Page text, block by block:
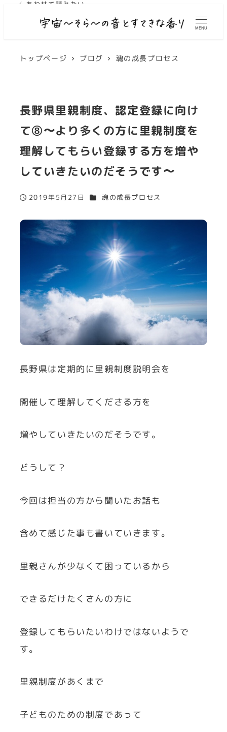
MENU
トップページ ブログ 魂の成長プロセス
長野県里親制度、認定登録に向け
て⑧〜より多くの方に里親制度を
理解してもらい登録する方を増や
していきたいのだそうです〜
投稿日
2019年5月27日 カテゴリー
魂の成長プロセス
長野県は定期的に里親制度説明会を
開催して理解してくださる方を
増やしていきたいのだそうです。
どうして？
今回は担当の方から聞いたお話も
含めて感じた事も書いていきます。
里親さんが少なくて困っているから
できるだけたくさんの方に
登録してもらいたいわけではないようで
す。
里親制度があくまで
子どものための制度であって
✓ あわせて読みたい